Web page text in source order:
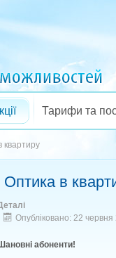
Тарифи та
квартиру
Оптика в
Опубліковано: 22 червня
абоненти!